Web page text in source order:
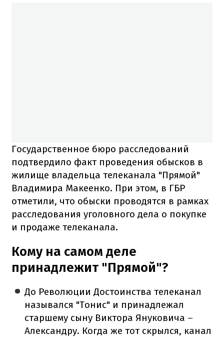
Государственное бюро расследований
подтвердило факт проведения обысков в
жилище владельца телеканала "Прямой"
Владимира Макеенко. При этом, в ГБР
отметили, что обыски проводятся в рамках
расследования уголовного дела о покупке
и продаже телеканала.
Кому на самом деле
принадлежит "Прямой"?
До Революции Достоинства телеканал
назывался "Тонис" и принадлежал
старшему сыну Виктора Януковича –
Александру. Когда же тот скрылся, канал